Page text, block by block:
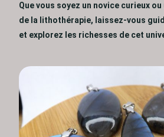
Que vous soyez un novice curieux
de la lithothérapie, laissez-vous
et explorez les richesses de cet